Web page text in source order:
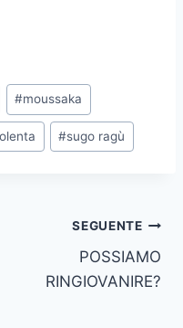
#moussaka
#sugo ragù
SEGUENTE
POSSIAMO
RINGIOVANIRE?